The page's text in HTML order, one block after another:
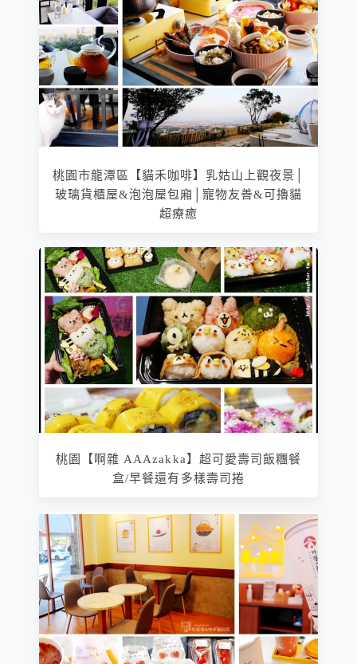
桃園市龍潭區【貓禾咖啡】乳姑山上觀夜景│
玻璃貨櫃屋&泡泡屋包廂│寵物友善&可擼貓
超療癒
桃園【啊雜 AAAzakka】超可愛壽司飯糰餐
盒/早餐還有多樣壽司捲